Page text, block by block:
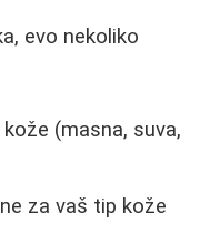
evo nekoliko
(masna, suva,
za vaš tip kože